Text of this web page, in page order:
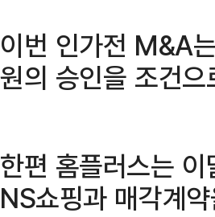
이번 인가전 M&A
원의 승인을 조건
한편 홈플러스는
NS쇼핑과 매각계